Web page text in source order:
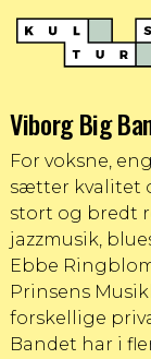
Viborg Big
For voksne,
sætter kvalitet
stort og bredt
jazzmusik,
Ebbe
Prinsens
forskellige
Bandet har i